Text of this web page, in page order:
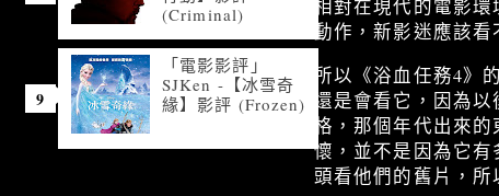
相對在現代的電影
動作，新影迷應該
所以《浴血任務4》
還是會看它，因為
格，那個年代出來
懷，並不是因為它
頭看他們的舊片，所
(Criminal)
「電影影評」
SJKen -【冰雪奇
緣】影評 (Frozen)